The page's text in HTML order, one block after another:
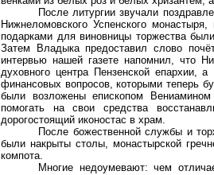
После литургии звучали
Нижнеломовского Успенского
подарками для виновницы торжества
Затем Владыка предоставил слово
интервью нашей газете напомнил, что
духовного центра Пензенской епархии,
финансовых вопросов, которыми теперь
были возложены епископом
помогать на свои средства
дорогостоящий иконостас в храм.
После божественной службы и
были накрыты столы, монастырской
компота.
Многие недоумевают: чем